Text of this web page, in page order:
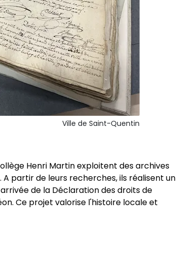
Ville de Saint-Quentin
Henri Martin exploitent des archives
partir de leurs recherches, ils réalisent un
de la Déclaration des droits de
Ce projet valorise l'histoire locale et